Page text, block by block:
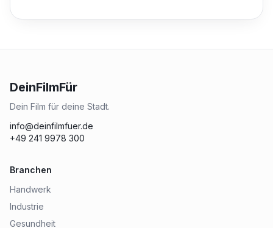
DeinFilmFür
Dein Film für deine Stadt.
info@deinfilmfuer.de
+49 241 9978 300
Branchen
Handwerk
Industrie
Gesundheit